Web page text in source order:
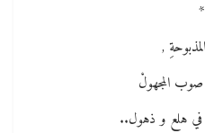
*
,
المجهولْ
في هلع و ذهول..